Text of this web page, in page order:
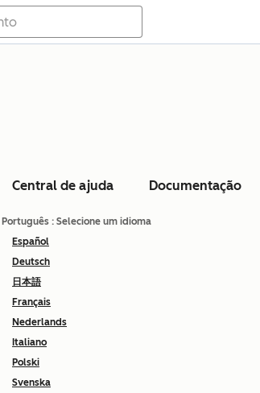
Central de ajuda Documentação
Português : Selecione um idioma
Español
Deutsch
日本語
Français
Nederlands
Italiano
Polski
Svenska